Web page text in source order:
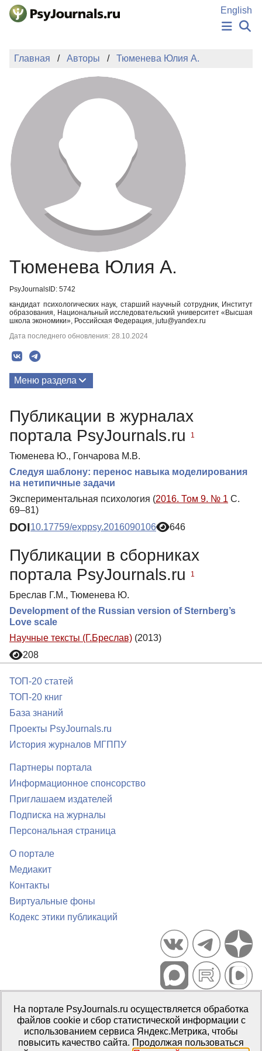
Перейти к основному содержанию
English
НОВОСТИ
АВТОРЫ
ПОДАТЬ РУКОПИСЬ
БАЗА ЗНАНИЙ
КЛЮЧЕВЫЕ СЛОВА
Регистрация
Главная Авторы Тюменева Юлия A.
Тюменева Юлия A.
PsyJournalsID: 5742
кандидат психологических наук, старший научный сотрудник, Институт
образования, Национальный исследовательский университет «Высшая
школа экономики», Российская Федерация, jutu@yandex.ru
Дата последнего обновления: 28.10.2024
Меню раздела
Публикации в журналах
портала PsyJournals.ru
1
Тюменева Ю., Гончарова М.В.
Следуя шаблону: перенос навыка моделирования
на нетипичные задачи
Экспериментальная психология (2016. Том 9. № 1 С.
69–81)
DOI10.17759/exppsy.2016090106 646
Публикации в сборниках
портала PsyJournals.ru
1
Бреслав Г.М., Тюменева Ю.
Development of the Russian version of Sternberg’s
Love scale
Научные тексты (Г.Бреслав) (2013)
208
ТОП-20 статей
ТОП-20 книг
База знаний
Проекты PsyJournals.ru
История журналов МГППУ
Партнеры портала
Информационное спонсорство
Приглашаем издателей
Подписка на журналы
Персональная страница
О портале
Медиакит
Контакты
Виртуальные фоны
Кодекс этики публикаций
Портал психологических изданий PsyJournals.ru, 2007–2026
Правила использования материалов
Свидетельство регистрации СМИЭл № ФС77-66447 от 14 июля
2016 г.
На портале PsyJournals.ru осуществляется обработка
файлов cookie и сбор статистической информации с
использованием сервиса Яндекс.Метрика, чтобы
повысить качество сайта. Продолжая пользоваться